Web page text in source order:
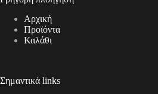
Αρχική
Προϊόντα
Καλάθι
Σημαντικά links